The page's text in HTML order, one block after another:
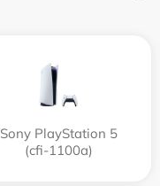
Sony PlayStation 5
(cfi-1100a)